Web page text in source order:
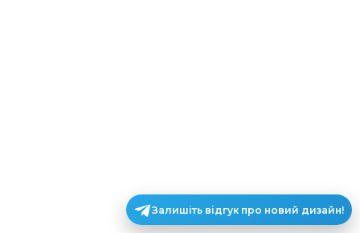
Залишіть відгук про новий дизайн!